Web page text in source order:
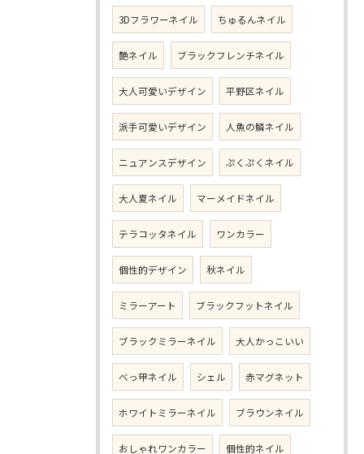
3Dフラワーネイル ちゅるんネイル
艶ネイル ブラックフレンチネイル
大人可愛いデザイン 平野区ネイル
派手可愛いデザイン 人魚の鱗ネイル
ニュアンスデザイン ぷくぷくネイル
大人夏ネイル マーメイドネイル
テラコッタネイル ワンカラー
個性的デザイン 秋ネイル
ミラーアート ブラックフットネイル
ブラックミラーネイル 大人かっこいい
べっ甲ネイル シェル 赤マグネット
ホワイトミラーネイル ブラウンネイル
おしゃれワンカラー 個性的ネイル